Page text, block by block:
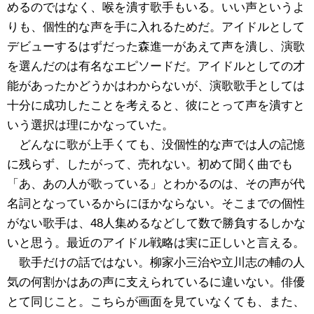
めるのではなく、喉を潰す歌手もいる。いい声というよ
りも、個性的な声を手に入れるためだ。アイドルとして
デビューするはずだった森進一があえて声を潰し、演歌
を選んだのは有名なエピソードだ。アイドルとしての才
能があったかどうかはわからないが、演歌歌手としては
十分に成功したことを考えると、彼にとって声を潰すと
いう選択は理にかなっていた。
どんなに歌が上手くても、没個性的な声では人の記憶
に残らず、したがって、売れない。初めて聞く曲でも
「あ、あの人が歌っている」とわかるのは、その声が代
名詞となっているからにほかならない。そこまでの個性
がない歌手は、48人集めるなどして数で勝負するしかな
いと思う。最近のアイドル戦略は実に正しいと言える。
歌手だけの話ではない。柳家小三治や立川志の輔の人
気の何割かはあの声に支えられているに違いない。俳優
とて同じこと。こちらが画面を見ていなくても、また、